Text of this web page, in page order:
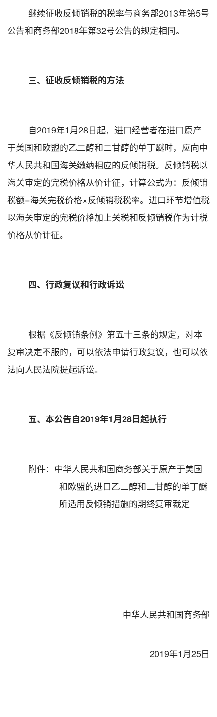
继续征收反倾销税的税率与商务部2013年第5号
公告和商务部2018年第32号公告的规定相同。
三、征收反倾销税的方法
自2019年1月28日起，进口经营者在进口原产
于美国和欧盟的乙二醇和二甘醇的单丁醚时， 应向中
华人民共和国海关缴纳相应的反倾销税。反倾销税以
海关审定的完税价格从价计征，计算公式为：反倾销
税额=海关完税价格×反倾销税税率。进口环节增值税
以海关审定的完税价格加上关税和反倾销税作为计税
价格从价计征。
四、行政复议和行政诉讼
根据《反倾销条例》第五十三条的规定，对本
复审决定不服的，可以依法申请行政复议，也可以依
法向人民法院提起诉讼。
五、本公告自2019年1月28日起执行
附件： 中华人民共和国商务部关于原产于美国
和欧盟的进口乙二醇和二甘醇的单丁醚
所适用反倾销措施的期终复审裁定
中华人民共和国商务部
2019年1月25日